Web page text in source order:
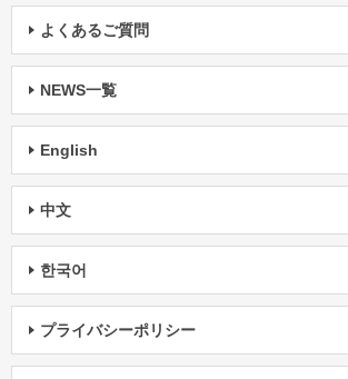
よくあるご質問
NEWS一覧
English
中文
한국어
プライバシーポリシー